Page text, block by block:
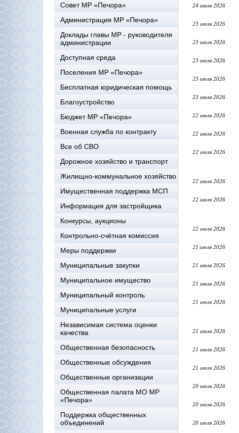
Совет МР «Печора»
Администрация МР «Печора»
Доклады главы МР - руководителя
администрации
Доступная среда
Поселения МР «Печора»
Бесплатная юридическая помощь
Благоустройство
Бюджет МР «Печора»
Военная служба по контракту
Все об СВО
Дорожное хозяйство и транспорт
Жилищно-коммунальное хозяйство
Имущественная поддержка МСП
Информация для застройщика
Конкурсы, аукционы
Контрольно-счётная комиссия
Меры поддержки
Муниципальные закупки
Муниципальное имущество
Муниципальный контроль
Муниципальные услуги
Независимая система оценки
качества
Общественная безопасность
Общественные обсуждения
Общественные организации
Общественная палата МО МР
«Печора»
Поддержка общественных
объединений
24 июля 2026
23 июля 2026
23 июля 2026
23 июля 2026
23 июля 2026
23 июля 2026
22 июля 2026
22 июля 2026
22 июля 2026
22 июля 2026
22 июля 2026
22 июля 2026
21 июля 2026
21 июля 2026
21 июля 2026
21 июля 2026
21 июля 2026
21 июля 2026
21 июля 2026
20 июля 2026
20 июля 2026
20 июля 2026